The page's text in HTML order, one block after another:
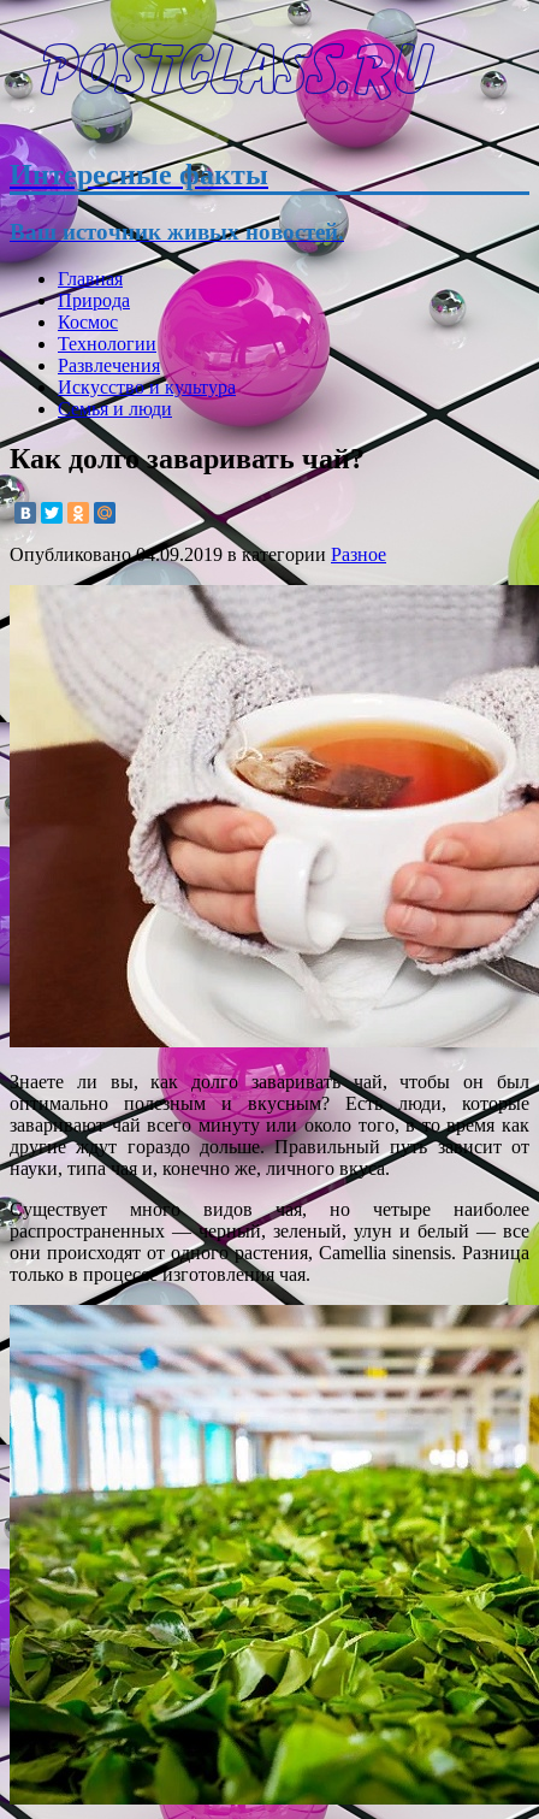
Интересные факты
Ваш источник живых новостей.
Главная
Природа
Космос
Технологии
Развлечения
Искусство и культура
Семья и люди
Как долго заваривать чай?
Опубликовано04.09.2019 в категории Разное
Знаете ли вы, как долго заваривать чай, чтобы он был
оптимально полезным и вкусным? Есть люди, которые
заваривают чай всего минуту или около того, в то время как
другие ждут гораздо дольше. Правильный путь зависит от
науки, типа чая и, конечно же, личного вкуса.
Существует много видов чая, но четыре наиболее
распространенных — черный, зеленый, улун и белый — все
они происходят от одного растения, Camellia sinensis. Разница
только в процессе изготовления чая.